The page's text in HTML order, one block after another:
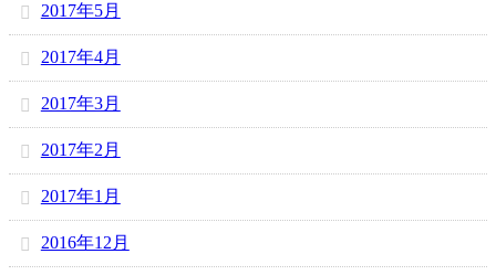
2017年5月
2017年4月
2017年3月
2017年2月
2017年1月
2016年12月